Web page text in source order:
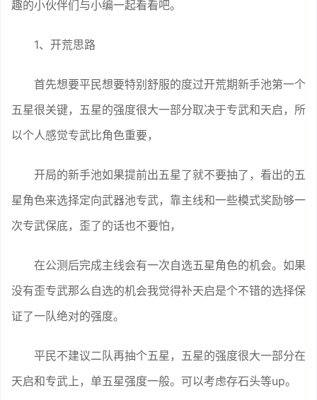
趣的小伙伴们与小编一起看看吧。
1、开荒思路
首先想要平民想要特别舒服的度过开荒期新手池第一个
五星很关键，五星的强度很大一部分取决于专武和天启，所
以个人感觉专武比角色重要，
开局的新手池如果提前出五星了就不要抽了，看出的五
星角色来选择定向武器池专武，靠主线和一些模式奖励够一
次专武保底，歪了的话也不要怕，
在公测后完成主线会有一次自选五星角色的机会。如果
没有歪专武那么自选的机会我觉得补天启是个不错的选择保
证了一队绝对的强度。
平民不建议二队再抽个五星，五星的强度很大一部分在
天启和专武上，单五星强度一般。可以考虑存石头等up。